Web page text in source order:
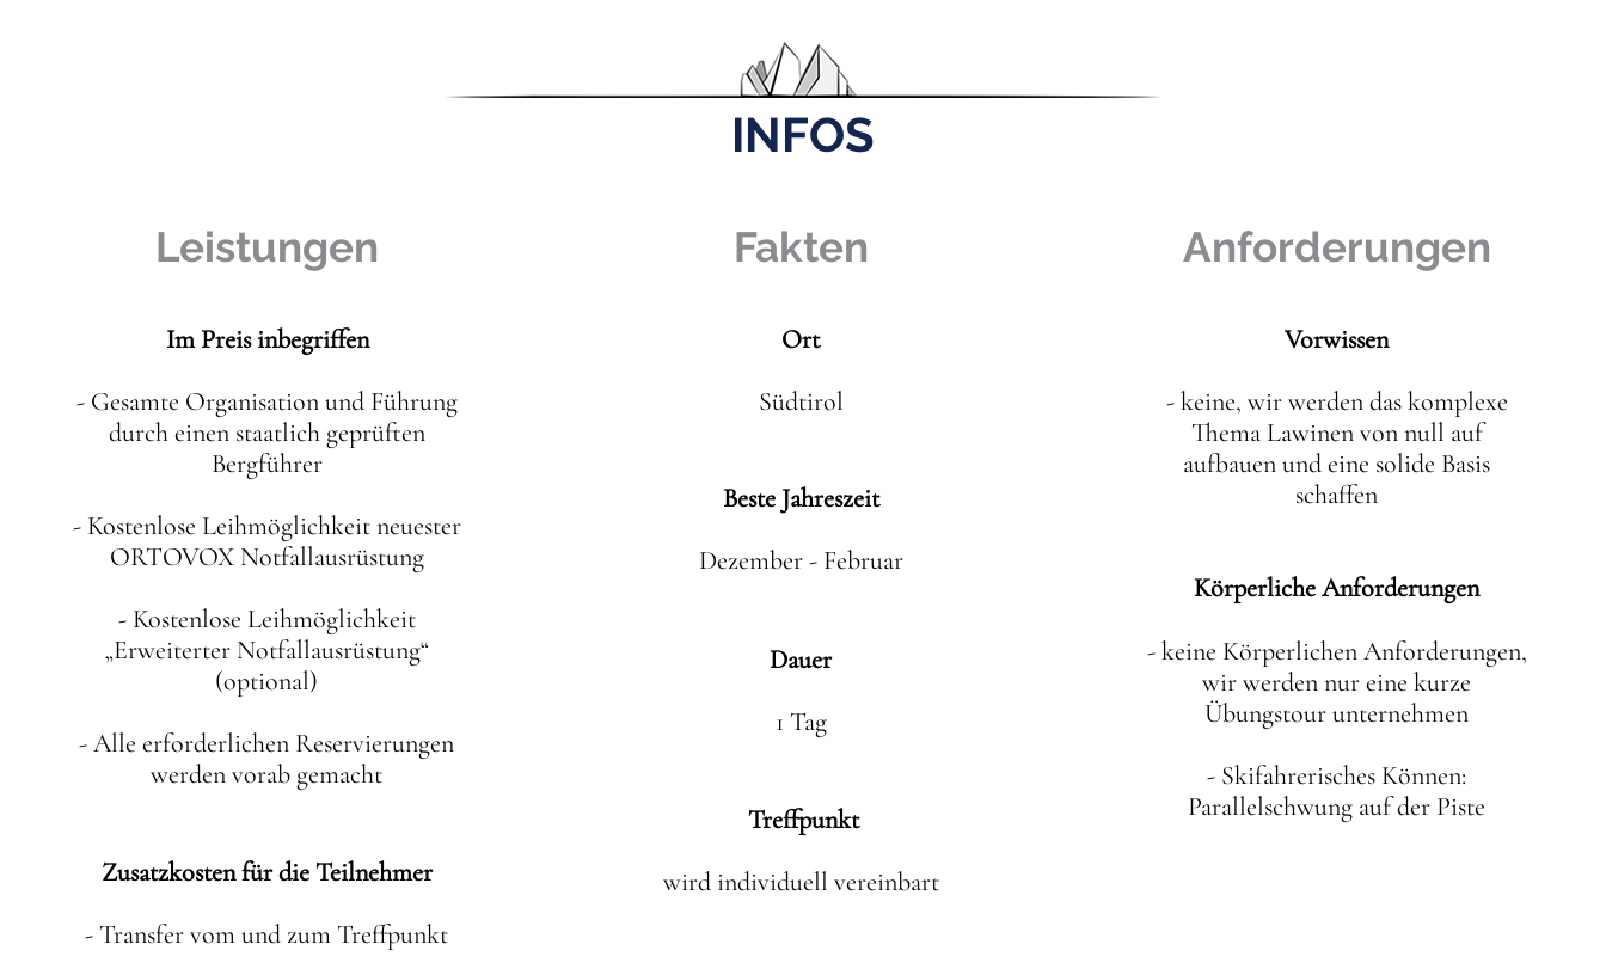
INFOS
Leistungen
Im Preis inbegriffen
- Gesamte Organisation und Führung
durch einen staatlich geprüften
Bergführer
- Kostenlose Leihmöglichkeit neuester
ORTOVOX Notfallausrüstung
- Kostenlose Leihmöglichkeit
„Erweiterter Notfallausrüstung“
(optional)
- Alle erforderlichen Reservierungen
werden vorab gemacht
Zusatzkosten für die Teilnehmer
- Transfer vom und zum Treffpunkt
Fakten
Ort
Südtirol
Beste Jahreszeit
Dezember - Februar
Dauer
1 Tag
Treffpunkt
wird individuell vereinbart
Anforderungen
Vorwissen
- keine, wir werden das komplexe
Thema Lawinen von null auf
aufbauen und eine solide Basis
schaffen
Körperliche Anforderungen
- keine Körperlichen Anforderungen,
wir werden nur eine kurze
Übungstour unternehmen
- Skifahrerisches Können:
Parallelschwung auf der Piste